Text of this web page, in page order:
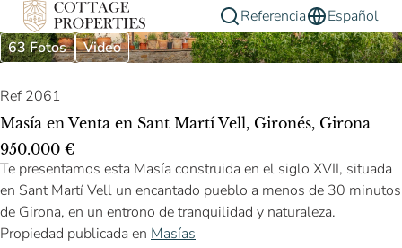
Referencia
Español
63 Fotos
Video
Ref 2061
Masía en Venta en Sant Martí Vell, Gironés, Girona
950.000 €
Te presentamos esta Masía construida en el siglo XVII, situada
en Sant Martí Vell un encantado pueblo a menos de 30 minutos
de Girona, en un entrono de tranquilidad y naturaleza.
Propiedad publicada en Masías